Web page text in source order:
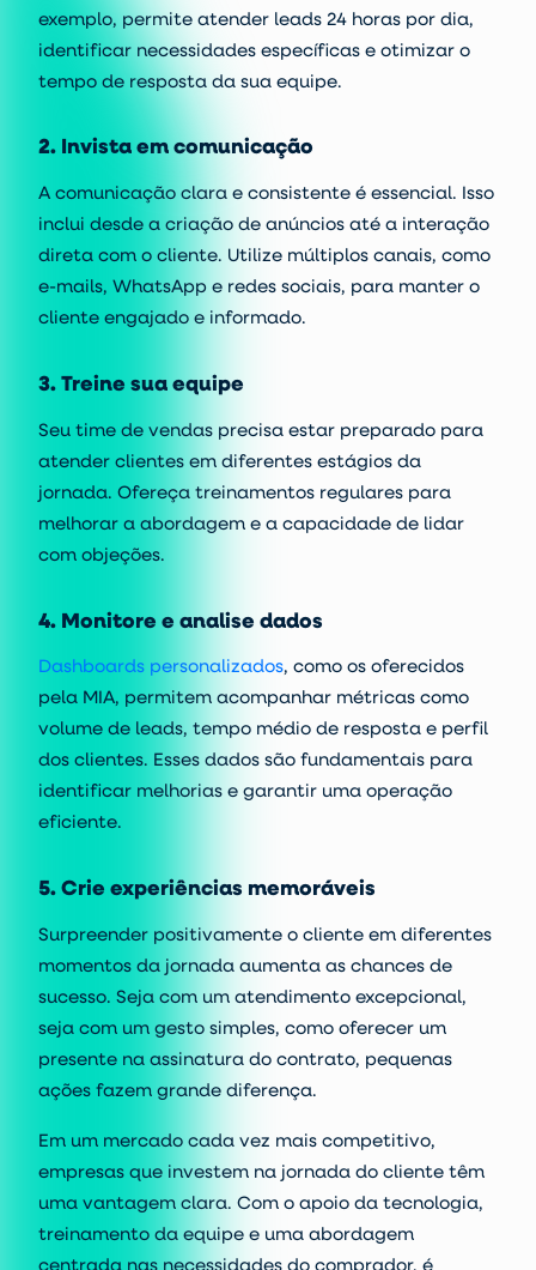
exemplo, permite atender leads 24 horas por dia,
identificar necessidades específicas e otimizar o
tempo de resposta da sua equipe.
2. Invista em comunicação
A comunicação clara e consistente é essencial. Isso
inclui desde a criação de anúncios até a interação
direta com o cliente. Utilize múltiplos canais, como
e-mails, WhatsApp e redes sociais, para manter o
cliente engajado e informado.
3. Treine sua equipe
Seu time de vendas precisa estar preparado para
atender clientes em diferentes estágios da
jornada. Ofereça treinamentos regulares para
melhorar a abordagem e a capacidade de lidar
com objeções.
4. Monitore e analise dados
Dashboards personalizados, como os oferecidos
pela MIA, permitem acompanhar métricas como
volume de leads, tempo médio de resposta e perfil
dos clientes. Esses dados são fundamentais para
identificar melhorias e garantir uma operação
eficiente.
5. Crie experiências memoráveis
Surpreender positivamente o cliente em diferentes
momentos da jornada aumenta as chances de
sucesso. Seja com um atendimento excepcional,
seja com um gesto simples, como oferecer um
presente na assinatura do contrato, pequenas
ações fazem grande diferença.
Em um mercado cada vez mais competitivo,
empresas que investem na jornada do cliente têm
uma vantagem clara. Com o apoio da tecnologia,
treinamento da equipe e uma abordagem
centrada nas necessidades do comprador, é